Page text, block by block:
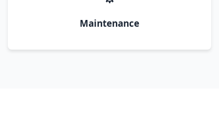
Maintenance